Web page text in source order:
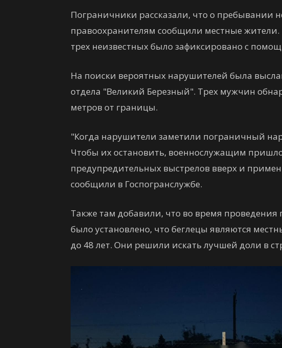
Пограничники рассказали, что о пребывании
правоохранителям сообщили местные
трех неизвестных было зафиксировано с
На поиски вероятных нарушителей была
отдела "Великий Березный". Трех мужчин
метров от границы.
"Когда нарушители заметили пограничный
Чтобы их остановить, военнослужащим
предупредительных выстрелов вверх и
сообщили в Госпогранслужбе.
Также там добавили, что во время
было установлено, что беглецы являются
до 48 лет. Они решили искать лучшей доли в